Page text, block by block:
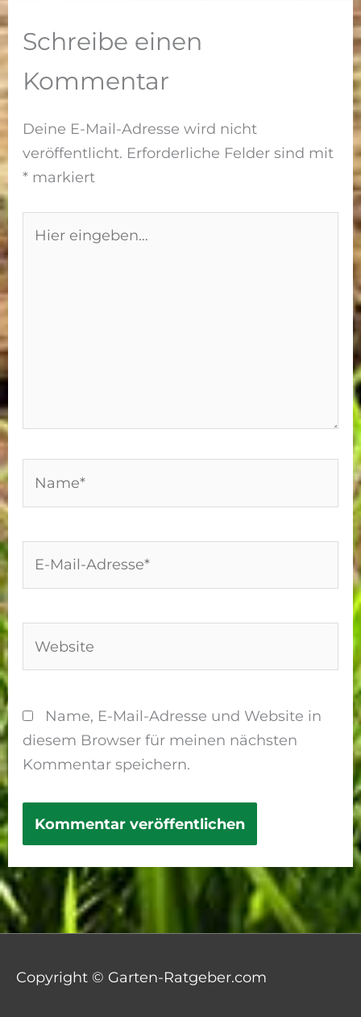
Schreibe einen
Kommentar
Deine E-Mail-Adresse wird nicht
veröffentlicht. Erforderliche Felder sind mit
* markiert
eingeben…
Name, E-Mail-Adresse und Website in
diesem Browser für meinen nächsten
Kommentar speichern.
Copyright © Garten-Ratgeber.com